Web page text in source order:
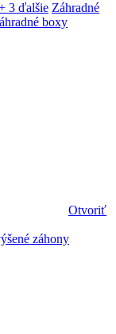
3 ďalšie Záhradné
boxy
Otvoriť
záhony